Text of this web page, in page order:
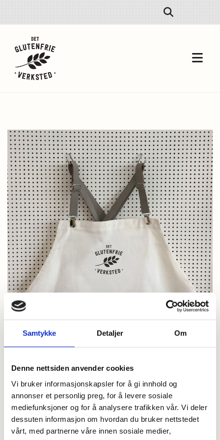
Samtykke Detaljer Om
Denne nettsiden anvender cookies
Vi bruker informasjonskapsler for å gi innhold og
annonser et personlig preg, for å levere sosiale
mediefunksjoner og for å analysere trafikken vår. Vi deler
dessuten informasjon om hvordan du bruker nettstedet
vårt, med partnerne våre innen sosiale medier,
DET GLUTENFRIE VERKSTED FORKLE